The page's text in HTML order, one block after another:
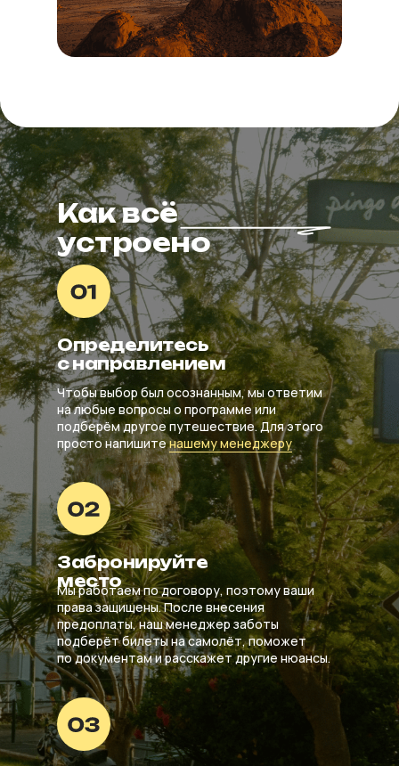
Как всё
устроено
Чтобы выбор был осознанным, мы ответим
на любые вопросы о программе или
подберём другое путешествие. Для этого
просто напишитенашему менеджеру
Определитесь
с направлением
Мы работаем по договору, поэтому ваши
права защищены. После внесения
предоплаты, наш менеджер заботы
подберёт билеты на самолёт, поможет
по документам и расскажет другие нюансы.
Забронируйте
место